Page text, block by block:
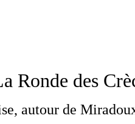
Ronde des
autour de